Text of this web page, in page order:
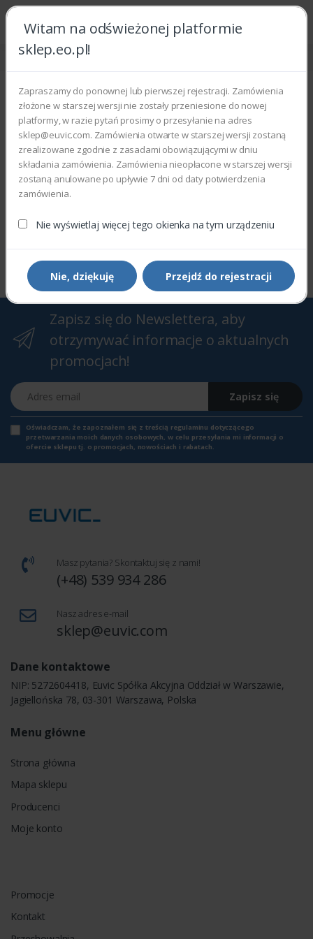
Witam na odświeżonej platformie
sklep.eo.pl!
Zapraszamy do ponownej lub pierwszej rejestracji. Zamówienia
złożone w starszej wersji nie zostały przeniesione do nowej
platformy, w razie pytań prosimy o przesyłanie na adres
sklep@euvic.com. Zamówienia otwarte w starszej wersji zostaną
zrealizowane zgodnie z zasadami obowiązującymi w dniu
składania zamówienia. Zamówienia nieopłacone w starszej wersji
zostaną anulowane po upływie 7 dni od daty potwierdzenia
zamówienia.
Nie wyświetlaj więcej tego okienka na tym urządzeniu
Nie, dziękuję Przejdź do rejestracji
Strona główna Usługi
Naprawa
Wyświetlono 0–0 z 0 wyników
Zapraszamy do zapoznania się z aktualną ofertą
Filtry Sortowanie domyślne
Zapisz się do Newslettera, aby
otrzymywać informacje o aktualnych
promocjach!
Adres email
Zapisz się
Oświadczam, że zapoznałem się z treścią regulaminu dotyczącego
przetwarzania moich danych osobowych, w celu przesyłania mi informacji o
ofercie sklepu tj. o promocjach, nowościach i rabatach.
Masz pytania? Skontaktuj się z nami!
(+48) 539 934 286
Nasz adres e-mail
sklep@euvic.com
Dane kontaktowe
NIP: 5272604418, Euvic Spółka Akcyjna Oddział w Warszawie,
Jagiellońska 78, 03-301 Warszawa, Polska
Menu główne
Strona główna
Mapa sklepu
Producenci
Moje konto
Promocje
Kontakt